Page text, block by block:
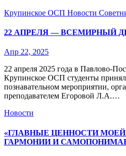
Крупинское ОСП Новости
22 АПРЕЛЯ — ВСЕМИРНЫЙ
Апр 22, 2025
22 апреля 2025 года в Павлово-
Крупинское ОСП студенты
познавательном мероприятии,
преподавателем Егоровой Л.А.…
Новости
«ГЛАВНЫЕ ЦЕННОСТИ
ГАРМОНИИ И